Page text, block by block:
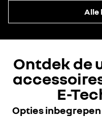
Alle
Ontdek de
E-
Opties inbegrepen